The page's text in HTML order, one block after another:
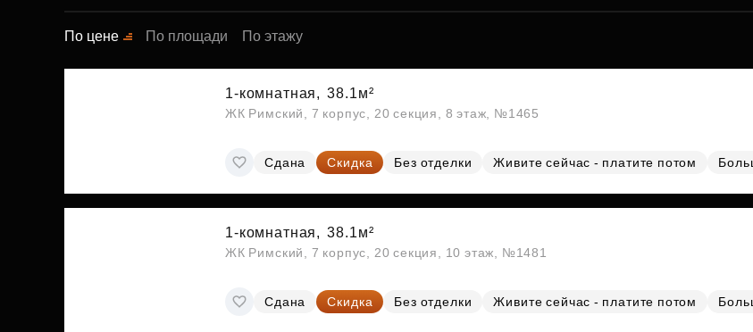
По цене По площади По этажу
1-комнатная, 38.1м²
ЖК Римский, 7 корпус, 20 секция, 8 этаж, №1465
Сдана Скидка Без отделки Живите сейчас - платите потом
1-комнатная, 38.1м²
ЖК Римский, 7 корпус, 20 секция, 10 этаж, №1481
Сдана Скидка Без отделки Живите сейчас - платите потом